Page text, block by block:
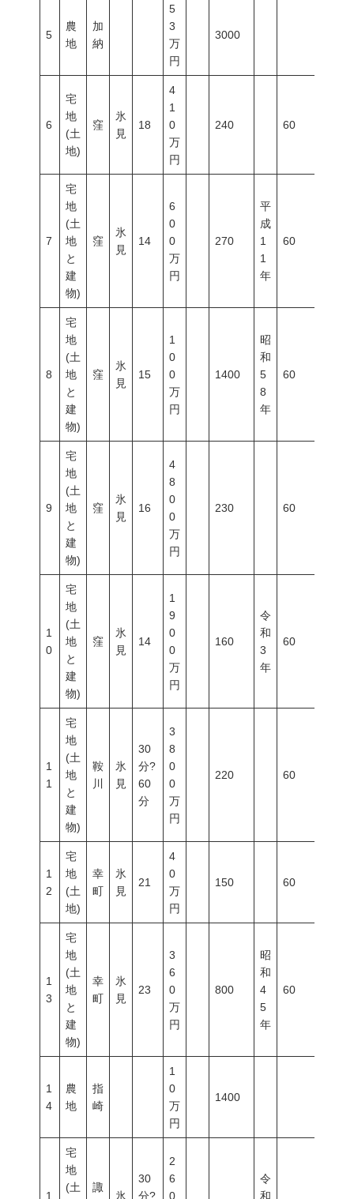
5
農
地
加
納
5
3
万
円
3000
6
宅
地
(土
地)
窪
氷
見
18
4
1
0
万
円
240 60
7
宅
地
(土
地
と
建
物)
窪
氷
見
14
6
0
0
万
円
270
平
成
1
1
年
60
8
宅
地
(土
地
と
建
物)
窪
氷
見
15
1
0
0
万
円
1400
昭
和
5
8
年
60
9
宅
地
(土
地
と
建
物)
窪
氷
見
16
4
8
0
0
万
円
230 60
1
0
宅
地
(土
地
と
建
物)
窪
氷
見
14
1
9
0
0
万
円
160
令
和
3
年
60
1
1
宅
地
(土
地
と
建
物)
鞍
川
氷
見
30
分?
60
分
3
8
0
0
万
円
220 60
1
2
宅
地
(土
地)
幸
町
氷
見
21
4
0
万
円
150 60
1
3
宅
地
(土
地
と
建
物)
幸
町
氷
見
23
3
6
0
万
円
800
昭
和
4
5
年
60
1
4
農
地
指
崎
1
0
万
円
1400
1
宅
地
(土
諏
氷
30
分?
2
6
0
令
和